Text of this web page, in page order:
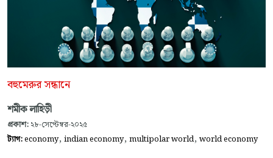
বহুমেরুর সন্ধানে
শমীক লাহিড়ী
প্রকাশ: ২৮-সেপ্টেম্বর-২০২৫
ট্যাগ:economy, indian economy, multipolar world, world economy